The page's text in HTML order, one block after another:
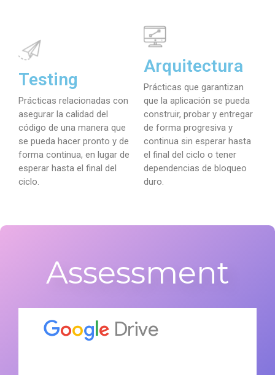
Testing
Prácticas relacionadas con
asegurar la calidad del
código de una manera que
se pueda hacer pronto y de
forma continua, en lugar de
esperar hasta el final del
ciclo.
Arquitectura
Prácticas que garantizan
que la aplicación se pueda
construir, probar y entregar
de forma progresiva y
continua sin esperar hasta
el final del ciclo o tener
dependencias de bloqueo
duro.
Assessment